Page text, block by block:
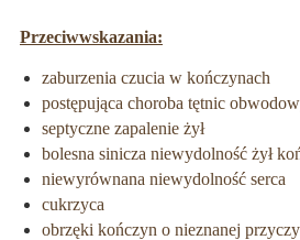
Przeciwwskazania:
zaburzenia czucia w kończynach
postępująca choroba tętnic
septyczne zapalenie żył
bolesna sinicza niewydolność żył
niewyrównana niewydolność serca
cukrzyca
obrzęki kończyn o nieznanej